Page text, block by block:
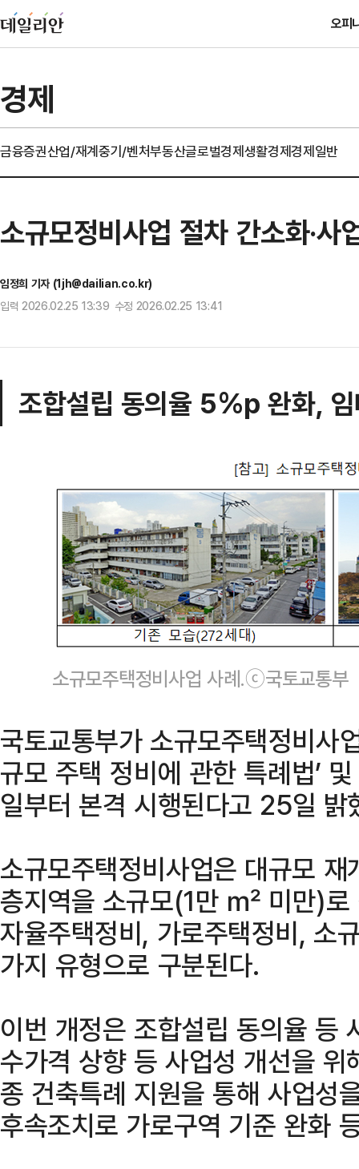
오피
경제
금융증권산업/재계중기/벤처부동산글로벌경제생활경제경제일반
소규모정비사업 절차 간소화·
임정희 기자 (1jh@dailian.co.kr)
입력 2026.02.25 13:39 수정 2026.02.25 13:41
조합설립 동의율 5%p 완화,
소규모주택정비사업 사례.ⓒ국토교통부
국토교통부가 소규모주택정비사
규모 주택 정비에 관한 특례법’
일부터 본격 시행된다고 25일 밝
소규모주택정비사업은 대규모 재
층지역을 소규모(1만 ㎡ 미만)로
자율주택정비, 가로주택정비, 소
가지 유형으로 구분된다.
이번 개정은 조합설립 동의율 등
수가격 상향 등 사업성 개선을
종 건축특례 지원을 통해 사업성
후속조치로 가로구역 기준 완화